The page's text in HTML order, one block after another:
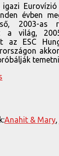
évben
2003-as
a világ,
az ESC
Anahit & Mary